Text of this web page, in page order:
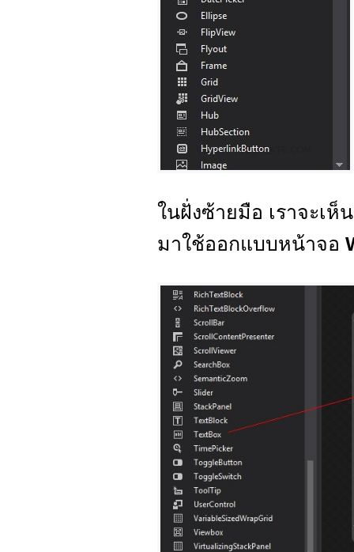
ในฝั่งซ้ายมือ เราจะเห็
มาใช้ออกแบบหน้าจอ